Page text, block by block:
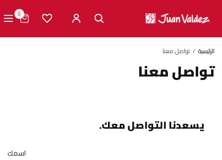
0
الرئيسية تواصل معنا
تواصل معنا
يسعدنا التواصل معك.
اسمك